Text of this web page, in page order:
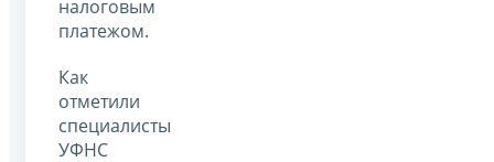
налоговым
платежом.
Как
отметили
специалисты
УФНС